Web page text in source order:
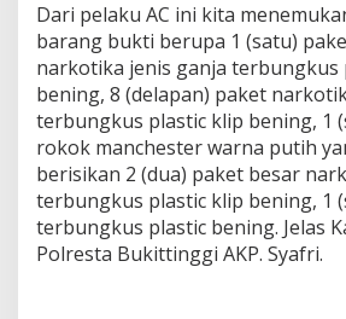
Dari pelaku AC ini kita
barang bukti berupa 1 (satu)
narkotika jenis ganja terbungkus
bening, 8 (delapan) paket
terbungkus plastic klip bening, 1
rokok manchester warna putih
berisikan 2 (dua) paket besar
terbungkus plastic klip bening, 1
terbungkus plastic bening. Jelas
Polresta Bukittinggi AKP. Syafri.